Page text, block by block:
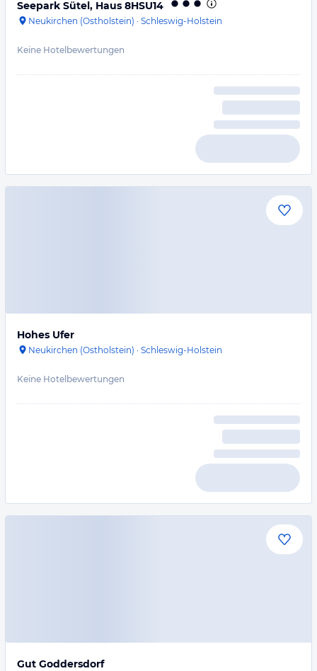
Seepark Sütel, Haus 8HSU14
Neukirchen (Ostholstein) · Schleswig-Holstein
Keine Hotelbewertungen
Hohes Ufer
Neukirchen (Ostholstein) · Schleswig-Holstein
Keine Hotelbewertungen
Gut Goddersdorf